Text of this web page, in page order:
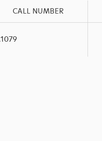
CALL NUMBER